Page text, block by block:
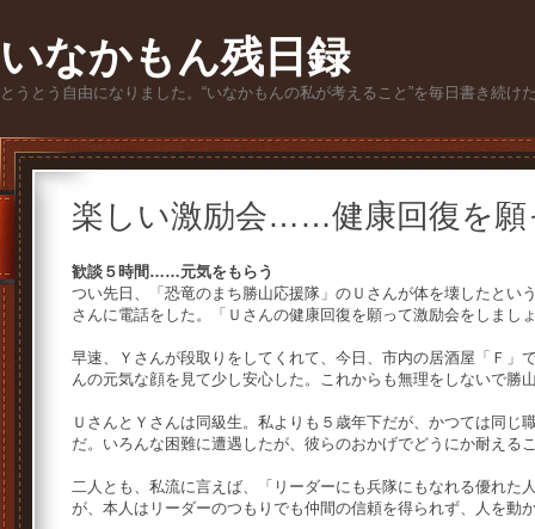
いなかもん残日録
とうとう自由になりました。“いなかもんの私が考えること”を毎日書き続け
楽しい激励会……健康回復を願
歓談５時間……元気をもらう
つい先日、「恐竜のまち勝山応援隊」のＵさんが体を壊したとい
さんに電話をした。「Ｕさんの健康回復を願って激励会をしまし
早速、Ｙさんが段取りをしてくれて、今日、市内の居酒屋「Ｆ」
んの元気な顔を見て少し安心した。これからも無理をしないで勝
ＵさんとＹさんは同級生。私よりも５歳年下だが、かつては同じ
だ。いろんな困難に遭遇したが、彼らのおかげでどうにか耐える
二人とも、私流に言えば、「リーダーにも兵隊にもなれる優れた
が、本人はリーダーのつもりでも仲間の信頼を得られず、人を動